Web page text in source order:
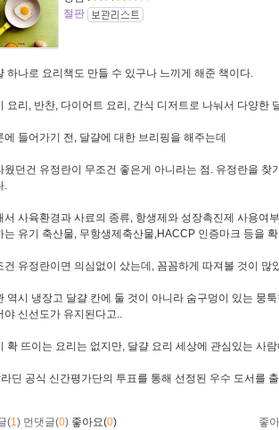
절판
하나로 요리책도 만들 수 있구나 느끼게 해준 책이다.
요리, 반찬, 다이어트 요리, 간식 디저트로 나눠서 다양한
에 들어가기 전, 달걀에 대한 브리핑을 해주는데
웠던건 유정란이 무조건 좋은게 아니라는 점. 유정란을
.
서 사육환경과 사료의 종류, 항생제와 성장촉진제 사용여
는 유기 축산물, 무항생제축산물,HACCP 인증마크 등을
건 유정란이면 의심없이 샀는데, 꼼꼼하게 따져볼 것이 많
역시 냉장고 달걀 칸에 둘 것이 아니라 숨구멍이 있는 뭉
야 신선도가 유지된다고..
확 뜨이는 요리는 없지만, 달걀 요리 세상에 관심있는 사
딘 공식 신간평가단의 투표를 통해 선정된 우수 도서를
(1) 먼댓글(0) 좋아요(0) 좋